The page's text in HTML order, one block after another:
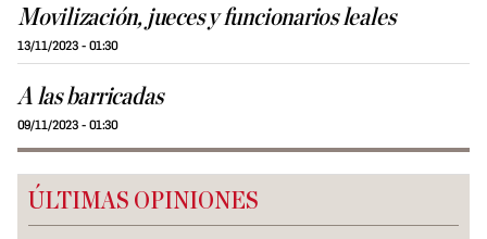
Movilización, jueces y funcionarios leales
13/11/2023 - 01:30
A las barricadas
09/11/2023 - 01:30
ÚLTIMAS OPINIONES